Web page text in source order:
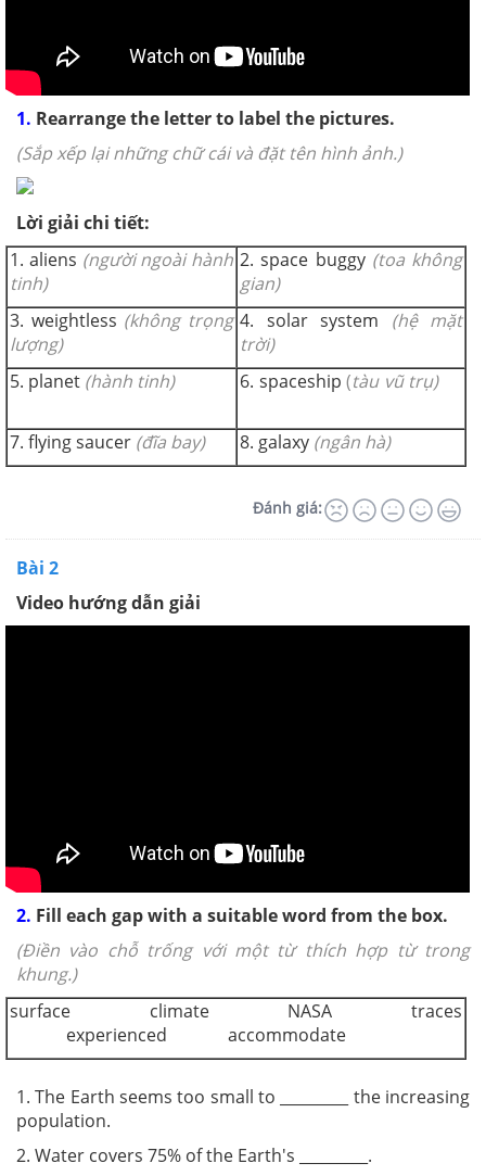
1. Rearrange the letter to label the pictures.
(Sắp xếp lại những chữ cái và đặt tên hình ảnh.)
Lời giải chi tiết:
1. aliens (người ngoài hành
tinh)
2. space buggy (toa không
gian)
3. weightless (không trọng
lượng)
4. solar system (hệ mặt
trời)
5. planet (hành tinh) 6. spaceship (tàu vũ trụ)
7. flying saucer (đĩa bay) 8. galaxy (ngân hà)
Đánh giá:
Bài 2
Video hướng dẫn giải
2. Fill each gap with a suitable word from the box.
(Điền vào chỗ trống với một từ thích hợp từ trong
khung.)
surface climate NASA traces
experienced accommodate
1. The Earth seems too small to _________ the increasing
population.
2. Water covers 75% of the Earth's _________.